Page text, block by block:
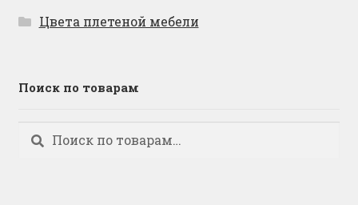
Цвета плетеной мебели
Поиск по товарам
Искать:
Поиск